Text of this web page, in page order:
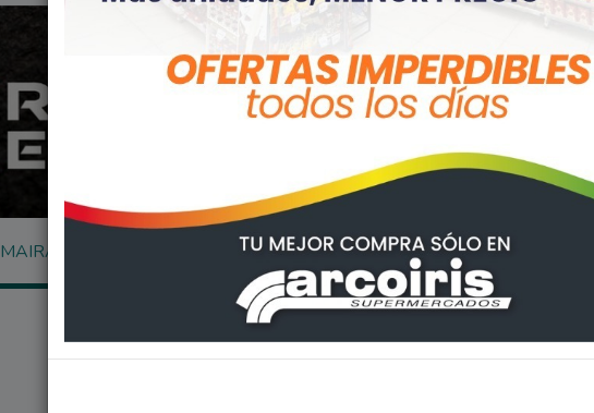
MAIRA ALFARO General Lagos avanza hacia festejos inclusivos sin pirotecnia
GENERAL LAGOS